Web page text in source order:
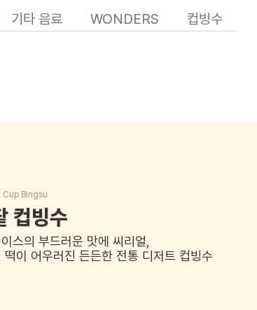
기타 음료 WONDERS 컵빙수
Cup Bingsu
컵빙수
스의 부드러운 맛에 씨리얼,
떡이 어우러진 든든한 전통 디저트 컵빙수